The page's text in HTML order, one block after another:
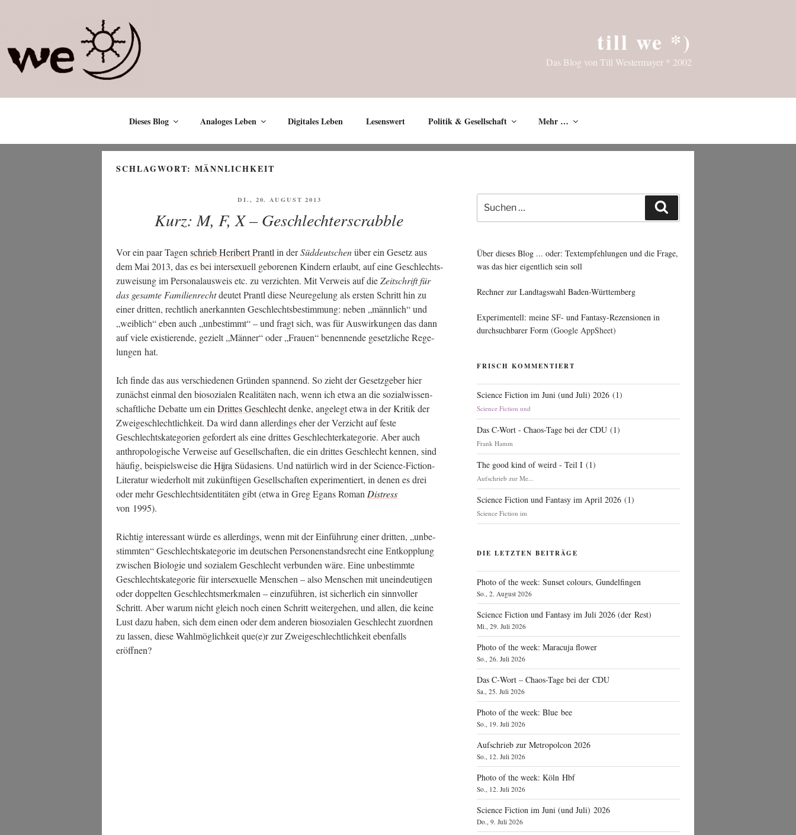
till we *)
Das Blog von Till Westermayer * 2002
Dieses Blog Analoges Leben Digitales Leben Lesenswert Politik & Gesellschaft Mehr …
SCHLAGWORT: MÄNNLICHKEIT
VERÖFFENTLICHT
DI., 20. AUGUST 2013
Kurz: M, F, X – Geschlechterscrabble
Vor ein paar Tagen schrieb Heri­bert Prantl in derSüd­deut­schenüber ein Gesetz aus
dem Mai 2013, das es bei inter­se­xu­ell gebo­re­nen Kin­dern erlaubt, auf eine Geschlechts­
zu­wei­sung im Per­so­nal­aus­weis etc. zu ver­zich­ten. Mit Ver­weis auf dieZeit­schrift für
das gesam­te Fami­li­en­rechtdeu­tet Prantl die­se Neu­re­ge­lung als ers­ten Schritt hin zu
einer drit­ten, recht­lich aner­kann­ten Geschlechts­be­stim­mung: neben „männ­lich“ und
„weib­lich“ eben auch „unbe­stimmt“ – und fragt sich, was für Aus­wir­kun­gen das dann
auf vie­le exis­tie­ren­de, gezielt „Män­ner“ oder „Frau­en“ benen­nen­de gesetz­li­che Rege­
lun­gen hat.
Ich fin­de das aus ver­schie­de­nen Grün­den span­nend. So zieht der Gesetz­ge­ber hier
zunächst ein­mal den bio­so­zia­len Rea­li­tä­ten nach, wenn ich etwa an die sozi­al­wis­sen­
schaft­li­che Debat­te um ein Drit­tes Geschlechtden­ke, ange­legt etwa in der Kri­tik der
Zwei­ge­schlecht­lich­keit. Da wird dann aller­dings eher der Ver­zicht auf fes­te
Geschlechts­ka­te­go­rien gefor­dert als eine drit­tes Geschlech­ter­ka­te­go­rie. Aber auch
anthro­po­lo­gi­sche Ver­wei­se auf Gesell­schaf­ten, die ein drit­tes Geschlecht ken­nen, sind
häu­fig, bei­spiels­wei­se dieHijra Süd­asi­ens. Und natür­lich wird in der Sci­ence-Fic­tion-
Lite­ra­tur wie­der­holt mit zukünf­ti­gen Gesell­schaf­ten expe­ri­men­tiert, in denen es drei
oder mehr Geschlechts­iden­ti­tä­ten gibt (etwa in Greg Egans Roman Distress
von 1995).
Rich­tig inter­es­sant wür­de es aller­dings, wenn mit der Ein­füh­rung einer drit­ten, „unbe­
stimm­ten“ Geschlechts­ka­te­go­rie im deut­schen Per­so­nen­stands­recht eine Ent­kopp­lung
zwi­schen Bio­lo­gie und sozia­lem Geschlecht ver­bun­den wäre. Eine unbe­stimm­te
Geschlechts­ka­te­go­rie für inter­se­xu­el­le Men­schen – also Men­schen mit unein­deu­ti­gen
oder dop­pel­ten Geschlechts­merk­ma­len – ein­zu­füh­ren, ist sicher­lich ein sinn­vol­ler
Schritt. Aber war­um nicht gleich noch einen Schritt wei­ter­ge­hen, und allen, die kei­ne
Lust dazu haben, sich dem einen oder dem ande­ren bio­so­zia­len Geschlecht zuord­nen
zu las­sen, die­se Wahl­mög­lich­keit que(e)r zur Zwei­ge­schlecht­lich­keit eben­falls
eröffnen?
Suche
nach:
Über dieses Blog ... oder: Textempfehlungen und die Frage,
was das hier eigentlich sein soll
Rechner zur Landtagswahl Baden-Württemberg
Experimentell: meine SF- und Fantasy-Rezensionen in
durchsuchbarer Form (Google AppSheet)
FRISCH KOMMENTIERT
Science Fiction im Juni (und Juli) 2026 (1)
Science Fiction und
Das C-Wort - Chaos-Tage bei der CDU (1)
Frank Hamm
The good kind of weird - Teil I (1)
Aufschrieb zur Me...
Science Fiction und Fantasy im April 2026 (1)
Science Fiction im
DIE LETZTEN BEITRÄGE
Photo of the week: Sunset colours, Gundelfingen
So., 2. August 2026
Science Fiction und Fantasy im Juli 2026 (der Rest)
Mi., 29. Juli 2026
Photo of the week: Maracuja flower
So., 26. Juli 2026
Das C‑Wort – Chaos-Tage bei der CDU
Sa., 25. Juli 2026
Photo of the week: Blue bee
So., 19. Juli 2026
Aufschrieb zur Metropolcon 2026
So., 12. Juli 2026
Photo of the week: Köln Hbf
So., 12. Juli 2026
Science Fiction im Juni (und Juli) 2026
Do., 9. Juli 2026